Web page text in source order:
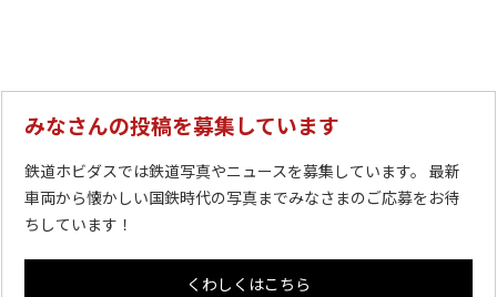
みなさんの投稿を募集しています
鉄道ホビダスでは鉄道写真やニュースを募集しています。 最新
車両から懐かしい国鉄時代の写真までみなさまのご応募をお待
ちしています！
くわしくはこちら